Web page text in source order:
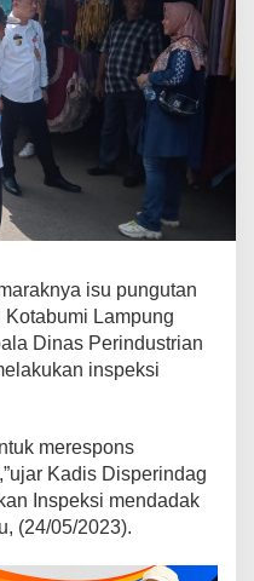
isu pungutan
Kotabumi Lampung
Dinas Perindustrian
inspeksi
merespons
Kadis Disperindag
Inspeksi mendadak
(24/05/2023).